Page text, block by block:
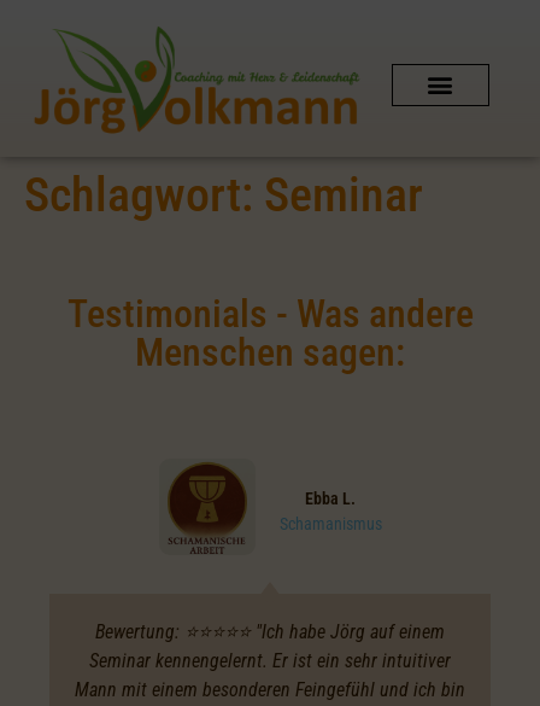
Schlagwort: Seminar
Testimonials - Was andere
Menschen sagen:
Bewertung: ⭐️⭐️⭐️⭐️⭐️ "Ich habe Jörg auf einem
Seminar kennengelernt. Er ist ein sehr intuitiver
Mann mit einem besonderen Feingefühl und ich bin
Ebba L.
Schamanismus